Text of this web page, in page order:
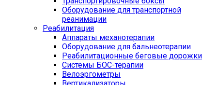
Оборудование для транспортной
реанимации
Реабилитация
Аппараты механотерапии
Оборудование для бальнеотерапии
Реабилитационные беговые дорожки
Системы БОС-терапии
Велоэргометры